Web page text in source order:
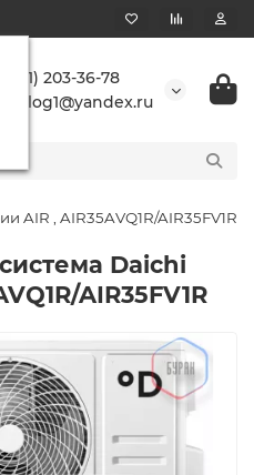
(861) 203-36-78
AIR , AIR35AVQ1R/AIR35FV1R
Daichi
AIR35FV1R